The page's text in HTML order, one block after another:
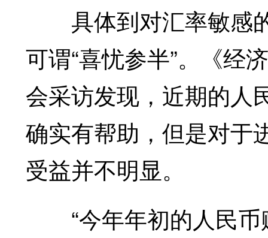
具体到对汇率敏感
可谓“喜忧参半”。《经
会采访发现，近期的人
确实有帮助，但是对于
受益并不明显。
“今年年初的人民币